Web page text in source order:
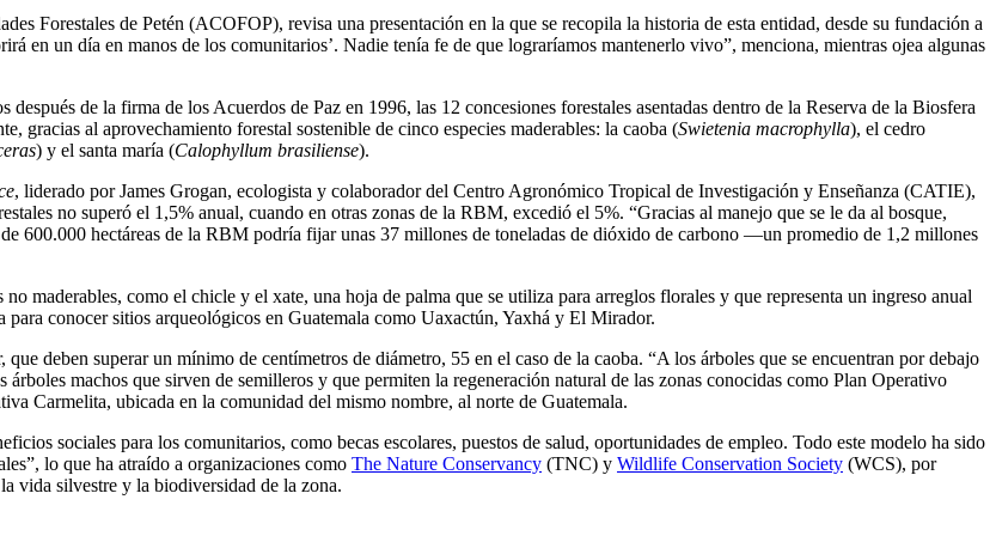
Forestales de Petén (ACOFOP), revisa una presentación en la que se recopila la historia de esta entidad, desde su fundación a
en un día en manos de los comunitarios’. Nadie tenía fe de que lograríamos mantenerlo vivo”, menciona, mientras ojea algunas
de la firma de los Acuerdos de Paz en 1996, las 12 concesiones forestales asentadas dentro de la Reserva de la Biosfera
gracias al aprovechamiento forestal sostenible de cinco especies maderables: la caoba (Swietenia macrophylla), el cedro
) y el santa maría (Calophyllum brasiliense).
, liderado por James Grogan, ecologista y colaborador del Centro Agronómico Tropical de Investigación y Enseñanza (CATIE),
no superó el 1,5% anual, cuando en otras zonas de la RBM, excedió el 5%. “Gracias al manejo que se le da al bosque,
600.000 hectáreas de la RBM podría fijar unas 37 millones de toneladas de dióxido de carbono —un promedio de 1,2 millones
maderables, como el chicle y el xate, una hoja de palma que se utiliza para arreglos florales y que representa un ingreso anual
conocer sitios arqueológicos en Guatemala como Uaxactún, Yaxhá y El Mirador.
que deben superar un mínimo de centímetros de diámetro, 55 en el caso de la caoba. “A los árboles que se encuentran por debajo
machos que sirven de semilleros y que permiten la regeneración natural de las zonas conocidas como Plan Operativo
Carmelita, ubicada en la comunidad del mismo nombre, al norte de Guatemala.
sociales para los comunitarios, como becas escolares, puestos de salud, oportunidades de empleo. Todo este modelo ha sido
lo que ha atraído a organizaciones como The Nature Conservancy (TNC) y Wildlife Conservation Society (WCS), por
vida silvestre y la biodiversidad de la zona.